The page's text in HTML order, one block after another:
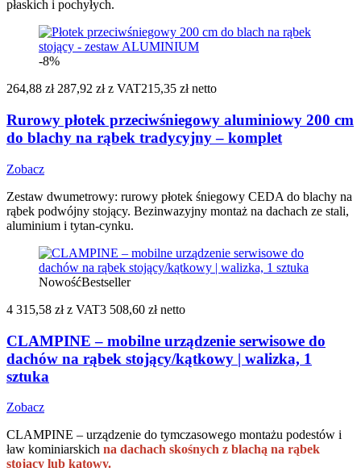
płaskich i pochyłych.
-8%
264,88 zł 287,92 zł z VAT215,35 zł netto
Rurowy płotek przeciwśniegowy aluminiowy 200 cm
do blachy na rąbek tradycyjny – komplet
Zobacz
Zestaw dwumetrowy: rurowy płotek śniegowy CEDA do blachy na
rąbek podwójny stojący. Bezinwazyjny montaż na dachach ze stali,
aluminium i tytan-cynku.
NowośćBestseller
4 315,58 zł z VAT3 508,60 zł netto
CLAMPINE – mobilne urządzenie serwisowe do
dachów na rąbek stojący/kątkowy | walizka, 1
sztuka
Zobacz
CLAMPINE – urządzenie do tymczasowego montażu podestów i
ław kominiarskich na dachach skośnych z blachą na rąbek
stojący lub kątowy.